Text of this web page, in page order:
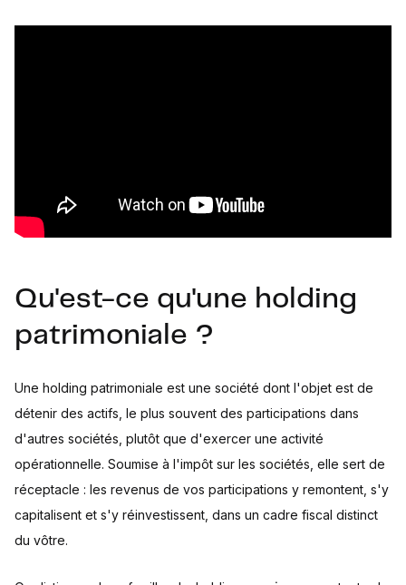
Qu'est-ce qu'une holding
patrimoniale ?
Une holding patrimoniale est une société dont l'objet est de
détenir des actifs, le plus souvent des participations dans
d'autres sociétés, plutôt que d'exercer une activité
opérationnelle. Soumise à l'impôt sur les sociétés, elle sert de
réceptacle : les revenus de vos participations y remontent, s'y
capitalisent et s'y réinvestissent, dans un cadre fiscal distinct
du vôtre.